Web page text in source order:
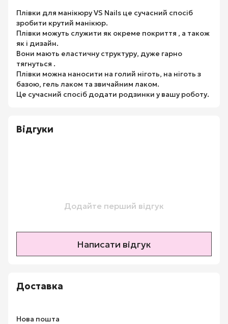
Плівки для манікюру VS Nails це сучасний спосіб
зробити крутий манікюр.
Плівки можуть служити як окреме покриття , а також
як і дизайн.
Вони мають еластичну структуру, дуже гарно
тягнуться .
Плівки можна наносити на голий ніготь, на ніготь з
базою, гель лаком та звичайним лаком.
Це сучасний спосіб додати родзинки у вашу роботу.
Відгуки
Додайте перший відгук
Написати відгук
Доставка
Нова пошта